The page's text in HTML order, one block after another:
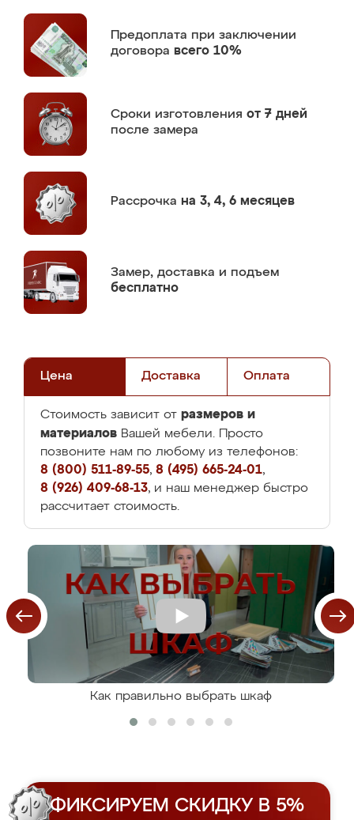
Предоплата при заключении
договора всего 10%
Сроки изготовления от 7 дней
после замера
Рассрочка на 3, 4, 6 месяцев
Замер, доставка и подъем
бесплатно
Цена Доставка Оплата
Стоимость зависит от размеров и
материалов Вашей мебели. Просто
позвоните нам по любому из телефонов:
8 (800) 511-89-55, 8 (495) 665-24-01,
8 (926) 409-68-13, и наш менеджер быстро
рассчитает стоимость.
Как правильно выбрать шкаф
ФИКСИРУЕМ СКИДКУ В 5%